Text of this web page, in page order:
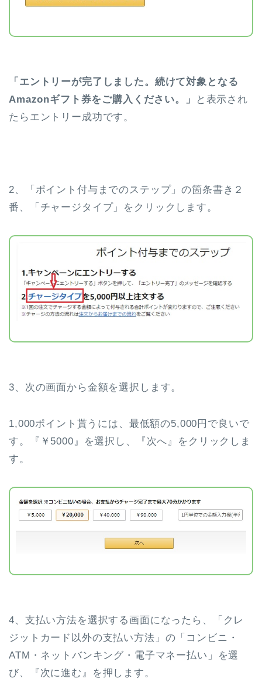
「エントリーが完了しました。 続けて対象となる
Amazonギフト券をご購入ください。」
と表示され
たらエントリー成功です。
2、「ポイント付与までのステップ」の箇条書き２
番、「チャージタイプ」をクリックします。
3、次の画面から金額を選択します。
1,000ポイント貰うには、最低額の5,000円で良いで
す。『￥5000』を選択し、『次へ』をクリックしま
す。
4、支払い方法を選択する画面になったら、「クレ
ジットカード以外の支払い方法」の「コンビニ・
ATM・ネットバンキング・電子マネー払い」を選
び、『次に進む』を押します。